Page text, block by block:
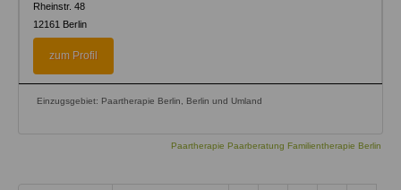
Rheinstr. 48
12161 Berlin
zum Profil
Einzugsgebiet: Paartherapie Berlin, Berlin und Umland
Paartherapie Paarberatung Familientherapie Berlin